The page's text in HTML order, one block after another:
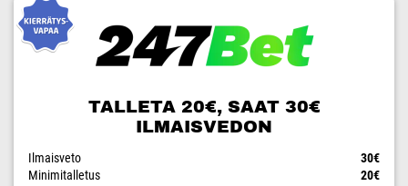
TALLETA 20€, SAAT 30€
ILMAISVEDON
Ilmaisveto
30€
Minimitalletus
20€